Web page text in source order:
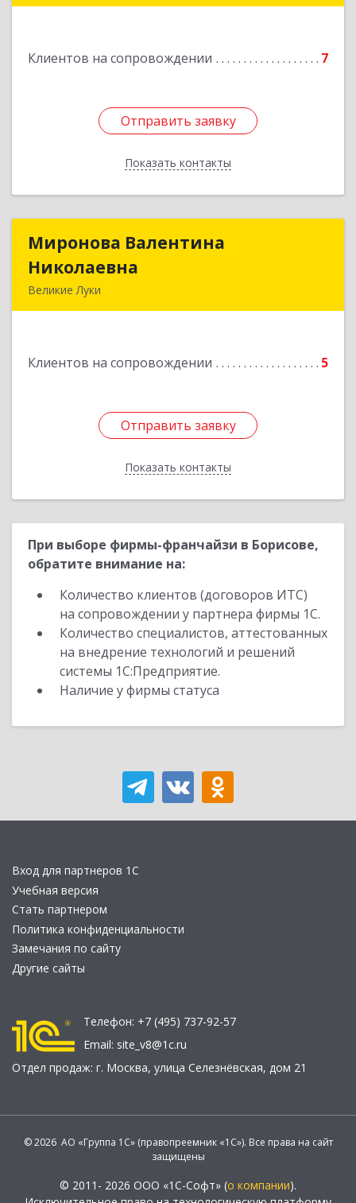
Клиентов на сопровождении 7
Отправить заявку
Показать контакты
Отправить заявку
Назад
Миронова Валентина
Николаевна
Великие Луки
Клиентов на сопровождении 5
Отправить заявку
Показать контакты
Миронова Валентина
Отправить заявку
Назад
При выборе фирмы-франчайзи в Борисове,
обратите внимание на:
Количество клиентов (договоров ИТС)
на сопровождении у партнера фирмы 1С.
Количество специалистов, аттестованных
на внедрение технологий и решений
системы 1С:Предприятие.
Наличие у фирмы статуса
Вход для партнеров 1С
Учебная версия
Стать партнером
Политика конфиденциальности
Замечания по сайту
Другие сайты
Телефон: +7 (495) 737-92-57
Email: site_v8@1c.ru
Отдел продаж: г. Москва, улица Селезнёвская, дом 21
© 2026 АО «Группа 1С» (правопреемник «1С»). Все права на сайт
защищены
© 2011- 2026 ООО «1С-Софт» (о компании).